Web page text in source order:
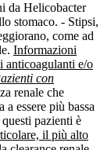
da Helicobacter
stomaco. - Stipsi,
come ad
Informazioni
anticoagulanti e/o
con
renale che
essere più bassa
pazienti è
il più alto